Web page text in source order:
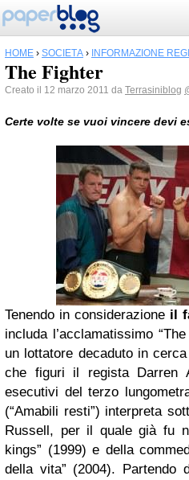
HOME › SOCIETÀ › INFORMAZIONE
The Fighter
Creato il 12 marzo 2011 da Terrasiniblog
Certe volte se vuoi vincere devi
Tenendo in considerazione il
includa l’acclamatissimo
un lottatore decaduto in
che figuri il regista Darren
esecutivi del terzo
(“Amabili resti”) interpreta
Russell, per il quale già fu
kings” (1999) e della
della vita” (2004). Partendo